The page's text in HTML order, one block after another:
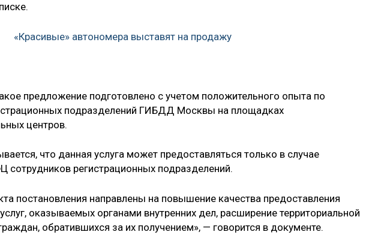
«Красивые» автономера выставят на продажу
предложение подготовлено с учетом положительного опыта по
подразделений ГИБДД Москвы на площадках
центров.
что данная услуга может предоставляться только в случае
регистрационных подразделений.
постановления направлены на повышение качества предоставления
оказываемых органами внутренних дел, расширение территориальной
обратившихся за их получением», — говорится в документе.